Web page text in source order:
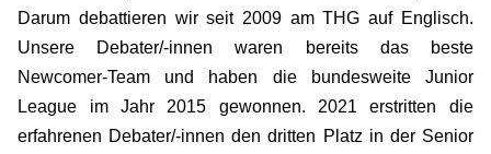
Darum debattieren wir seit 2009 am THG auf Englisch.
Unsere Debater/-innen waren bereits das beste
Newcomer-Team und haben die bundesweite Junior
League im Jahr 2015 gewonnen. 2021 erstritten die
erfahrenen Debater/-innen den dritten Platz in der Senior